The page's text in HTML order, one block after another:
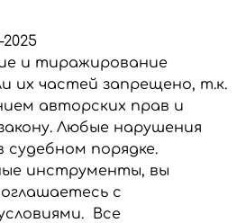
силикон для
представленные в этом
являются разработкой
законом об
Предназначены только для
Любое
и преследуется по
и тиражирование
их частей запрещено, т.к.
авторских прав и
Любые нарушения
порядке.
инструменты, вы
с
Все